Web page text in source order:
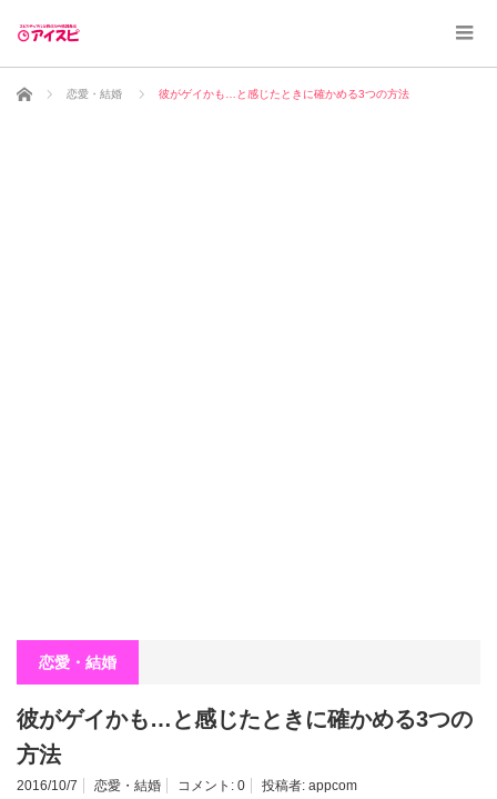
ホーム 恋愛・結婚 彼がゲイかも…と感じたときに確かめる3つの方法
恋愛・結婚
彼がゲイかも…と感じたときに確かめる3つの
方法
2016/10/7 恋愛・結婚 コメント: 0 投稿者: appcom